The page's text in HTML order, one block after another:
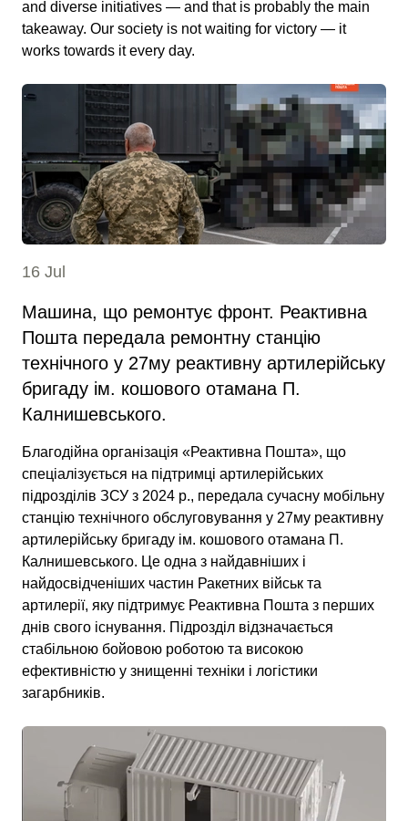
and diverse initiatives — and that is probably the main
takeaway. Our society is not waiting for victory — it
works towards it every day.
16 Jul
Машина, що ремонтує фронт. Реактивна
Пошта передала ремонтну станцію
технічного у 27му реактивну артилерійську
бригаду ім. кошового отамана П.
Калнишевського.
Благодійна організація «Реактивна Пошта», що
спеціалізується на підтримці артилерійських
підрозділів ЗСУ з 2024 р., передала сучасну мобільну
станцію технічного обслуговування у 27му реактивну
артилерійську бригаду ім. кошового отамана П.
Калнишевського. Це одна з найдавніших і
найдосвідченіших частин Ракетних військ та
артилерії, яку підтримує Реактивна Пошта з перших
днів свого існування. Підрозділ відзначається
стабільною бойовою роботою та високою
ефективністю у знищенні техніки і логістики
загарбників.